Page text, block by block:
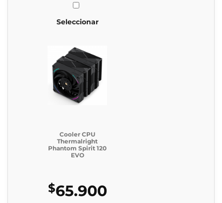
Seleccionar
Cooler CPU
Thermalright
Phantom Spirit 120
EVO
$65.900